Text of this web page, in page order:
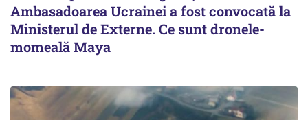
Ambasadoarea Ucrainei a fost convocată la
Ministerul de Externe. Ce sunt dronele-
momeală Maya